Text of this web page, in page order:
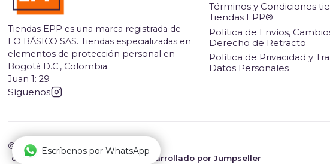
Tiendas EPP es una marca registrada de
LO BÁSICO SAS. Tiendas especializadas en
elementos de protección personal en
Bogotá D.C., Colombia.
Juan 1: 29
Síguenos
Términos y Condiciones
Tiendas EPP®
Política de Envíos,
Derecho de Retracto
Política de Privacidad y
Datos Personales
2026 Tiendas EPP.
Todos los derechos reservados.
Desarrollado por Jumpseller
Escríbenos por WhatsApp